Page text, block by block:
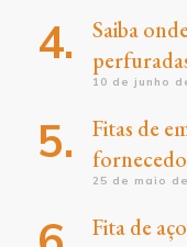
Saiba
10 de junho
Fitas de
25 de maio
Fita de